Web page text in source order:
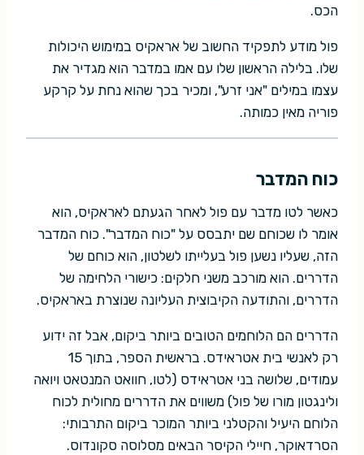
הכס.
פול מודע לתפקיד החשוב של אראקיס במימוש היכולות
שלו. בלילה הראשון שלו עם אמו במדבר הוא מגדיר את
עצמו במילים "אני זרע", ומכיר בכך שהוא נחת על קרקע
פוריה מאין כמותה.
כוח המדבר
כאשר לטו מדבר עם פול לאחר הגעתם לאראקיס, הוא
אומר לו שכוחם שם יתבסס על "כוח המדבר". כוח המדבר
הזה, שעליו נשען פול בעלייתו לשלטון, הוא כוחם של
הדררים. הוא מורכב משני חלקים: כישורי הלחימה של
הדררים, והתודעה הקיבוצית העליונה שנוצרת באראקיס.
הדררים הם הלוחמים הטובים ביותר ביקום, אבל זה ידוע
רק לאנשי בית אטראידס. בראשית הספר, בתוך 15
עמודים, שלושה בני אטראידס (לטו, חוואט המנטאט ויואה
ולינגטון מורו של פול) משווים את הדררים מחולית לכוח
הלוחם היעיל והקטלני ביותר המוכר ביקום התרבותי:
הסרדאוקר, חיילי הקיסר הבאים מסלוסה סקונדוס.